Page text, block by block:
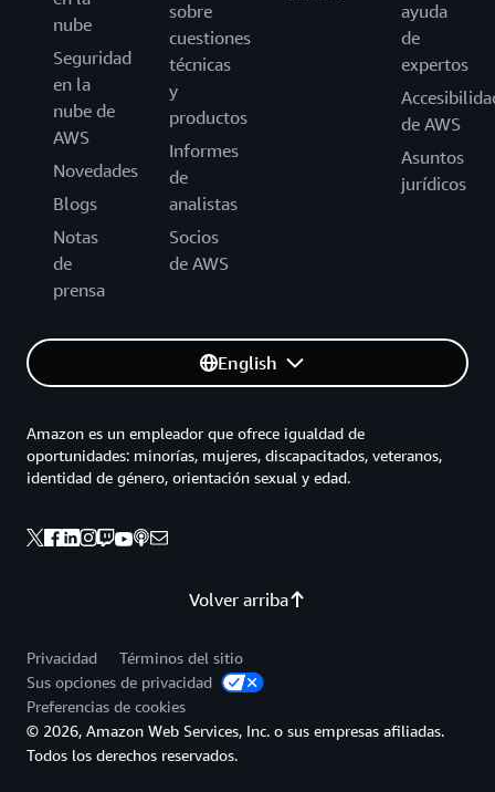
nube
Seguridad
en la
nube de
AWS
Novedades
Blogs
Notas
de
prensa
sobre
cuestiones
técnicas
y
productos
Informes
de
analistas
Socios
de AWS
ayuda
de
expertos
de AWS
Asuntos
jurídicos
English
Volver arriba
Amazon es un empleador que ofrece igualdad de
oportunidades: minorías, mujeres, discapacitados, veteranos,
identidad de género, orientación sexual y edad.
Privacidad
Términos del sitio
Sus opciones de privacidad
Preferencias de cookies
© 2026, Amazon Web Services, Inc. o sus empresas afiliadas.
Todos los derechos reservados.